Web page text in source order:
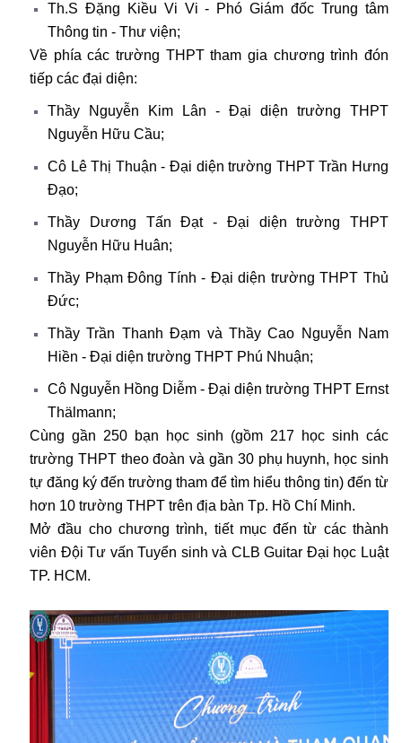
Th.S Đặng Kiều Vi Vi - Phó Giám đốc Trung tâm
Thông tin - Thư viện;
Về phía các trường THPT tham gia chương trình đón
tiếp các đại diện:
Thầy Nguyễn Kim Lân - Đại diện trường THPT
Nguyễn Hữu Cầu;
Cô Lê Thị Thuận - Đại diện trường THPT Trần Hưng
Đạo;
Thầy Dương Tấn Đạt - Đại diện trường THPT
Nguyễn Hữu Huân;
Thầy Phạm Đông Tính - Đại diện trường THPT Thủ
Đức;
Thầy Trần Thanh Đạm và Thầy Cao Nguyễn Nam
Hiền - Đại diện trường THPT Phú Nhuận;
Cô Nguyễn Hồng Diễm - Đại diện trường THPT Ernst
Thälmann;
Cùng gần 250 bạn học sinh (gồm 217 học sinh các
trường THPT theo đoàn và gần 30 phụ huynh, học sinh
tự đăng ký đến trường tham để tìm hiểu thông tin) đến từ
hơn 10 trường THPT trên địa bàn Tp. Hồ Chí Minh.
Mở đầu cho chương trình, tiết mục đến từ các thành
viên Đội Tư vấn Tuyển sinh và CLB Guitar Đại học Luật
TP. HCM.